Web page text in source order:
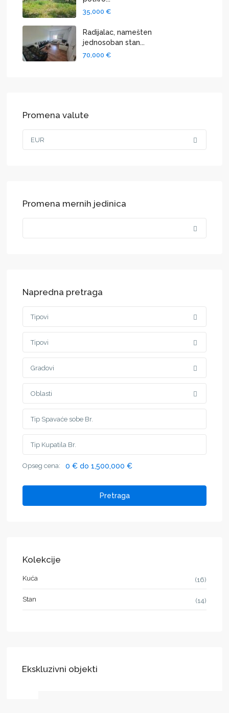
35,000 €
Radijalac, namešten
jednosoban stan...
70,000 €
Promena valute
EUR
Promena mernih jedinica
Napredna pretraga
Tipovi
Tipovi
Gradovi
Oblasti
Opseg cena: 0 € do 1,500,000 €
Pretraga
Kolekcije
Kuća (16)
Stan (14)
Ekskluzivni objekti